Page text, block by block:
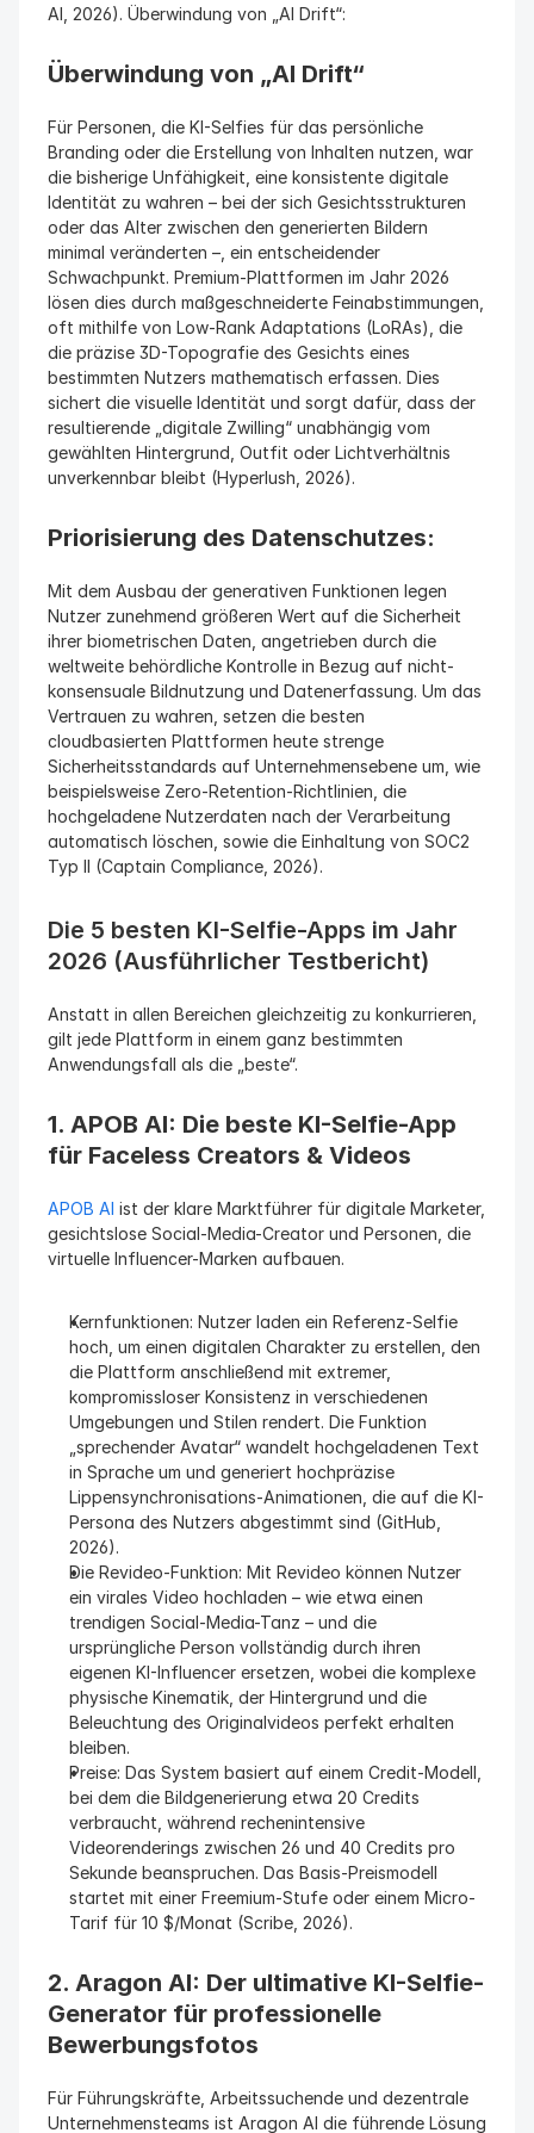
AI, 2026). Überwindung von „AI Drift“:
Überwindung von „AI Drift“
Für Personen, die KI-Selfies für das persönliche
Branding oder die Erstellung von Inhalten nutzen, war
die bisherige Unfähigkeit, eine konsistente digitale
Identität zu wahren – bei der sich Gesichtsstrukturen
oder das Alter zwischen den generierten Bildern
minimal veränderten –, ein entscheidender
Schwachpunkt. Premium-Plattformen im Jahr 2026
lösen dies durch maßgeschneiderte Feinabstimmungen,
oft mithilfe von Low-Rank Adaptations (LoRAs), die
die präzise 3D-Topografie des Gesichts eines
bestimmten Nutzers mathematisch erfassen. Dies
sichert die visuelle Identität und sorgt dafür, dass der
resultierende „digitale Zwilling“ unabhängig vom
gewählten Hintergrund, Outfit oder Lichtverhältnis
unverkennbar bleibt (Hyperlush, 2026).
Priorisierung des Datenschutzes:
Mit dem Ausbau der generativen Funktionen legen
Nutzer zunehmend größeren Wert auf die Sicherheit
ihrer biometrischen Daten, angetrieben durch die
weltweite behördliche Kontrolle in Bezug auf nicht-
konsensuale Bildnutzung und Datenerfassung. Um das
Vertrauen zu wahren, setzen die besten
cloudbasierten Plattformen heute strenge
Sicherheitsstandards auf Unternehmensebene um, wie
beispielsweise Zero-Retention-Richtlinien, die
hochgeladene Nutzerdaten nach der Verarbeitung
automatisch löschen, sowie die Einhaltung von SOC2
Typ II (Captain Compliance, 2026).
Die 5 besten KI-Selfie-Apps im Jahr
2026 (Ausführlicher Testbericht)
Anstatt in allen Bereichen gleichzeitig zu konkurrieren,
gilt jede Plattform in einem ganz bestimmten
Anwendungsfall als die „beste“.
1. APOB AI: Die beste KI-Selfie-App
für Faceless Creators & Videos
APOB AI ist der klare Marktführer für digitale Marketer,
gesichtslose Social-Media-Creator und Personen, die
virtuelle Influencer-Marken aufbauen.
Kernfunktionen: Nutzer laden ein Referenz-Selfie
hoch, um einen digitalen Charakter zu erstellen, den
die Plattform anschließend mit extremer,
kompromissloser Konsistenz in verschiedenen
Umgebungen und Stilen rendert. Die Funktion
„sprechender Avatar“ wandelt hochgeladenen Text
in Sprache um und generiert hochpräzise
Lippensynchronisations-Animationen, die auf die KI-
Persona des Nutzers abgestimmt sind (GitHub,
2026).
Die Revideo-Funktion: Mit Revideo können Nutzer
ein virales Video hochladen – wie etwa einen
trendigen Social-Media-Tanz – und die
ursprüngliche Person vollständig durch ihren
eigenen KI-Influencer ersetzen, wobei die komplexe
physische Kinematik, der Hintergrund und die
Beleuchtung des Originalvideos perfekt erhalten
bleiben.
Preise: Das System basiert auf einem Credit-Modell,
bei dem die Bildgenerierung etwa 20 Credits
verbraucht, während rechenintensive
Videorenderings zwischen 26 und 40 Credits pro
Sekunde beanspruchen. Das Basis-Preismodell
startet mit einer Freemium-Stufe oder einem Micro-
Tarif für 10 $/Monat (Scribe, 2026).
2. Aragon AI: Der ultimative KI-Selfie-
Generator für professionelle
Bewerbungsfotos
Für Führungskräfte, Arbeitssuchende und dezentrale
Unternehmensteams ist Aragon AI die führende Lösung